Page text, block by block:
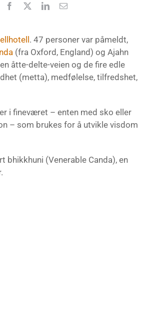
. 47 personer var påmeldt,
(fra Oxford, England) og Ajahn
åtte-delte-veien og de fire edle
(metta), medfølelse, tilfredshet,
i fineværet – enten med sko eller
– som brukes for å utvikle visdom
bhikkhuni (Venerable Canda), en